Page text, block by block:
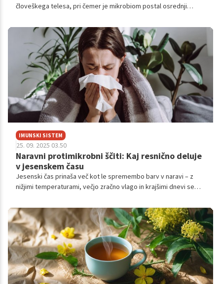
človeškega telesa, pri čemer je mikrobiom postal osrednji
IMUNSKI SISTEM
25. 09. 2025 03.50
Naravni protimikrobni ščiti: Kaj resnično deluje
v jesenskem času
Jesenski čas prinaša več kot le spremembo barv v naravi – z
nižjimi temperaturami, večjo zračno vlago in krajšimi dnevi se
vnetij.